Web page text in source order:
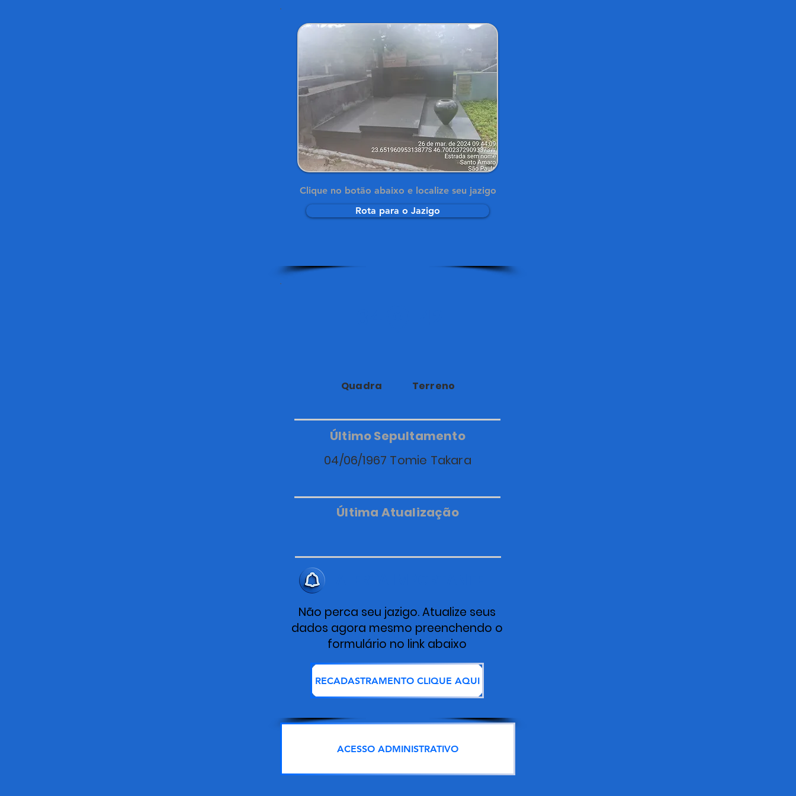
Clique no botão abaixo e localize seu jazigo
Rota para o Jazigo
Quadra Terreno
Último Sepultamento
04/06/1967 Tomie Takara
Última Atualização
Não perca seu jazigo. Atualize seus
dados agora mesmo preenchendo o
formulário no link abaixo
RECADASTRAMENTO CLIQUE AQUI
ACESSO ADMINISTRATIVO